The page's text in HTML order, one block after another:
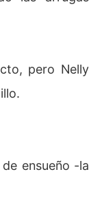
pero Nelly
ensueño -la